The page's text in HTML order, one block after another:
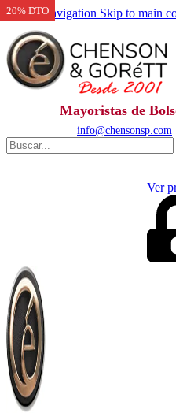
Skip to navigation Skip to main
Mayoristas de
info@chensonsp.com
Ver
20% DTO